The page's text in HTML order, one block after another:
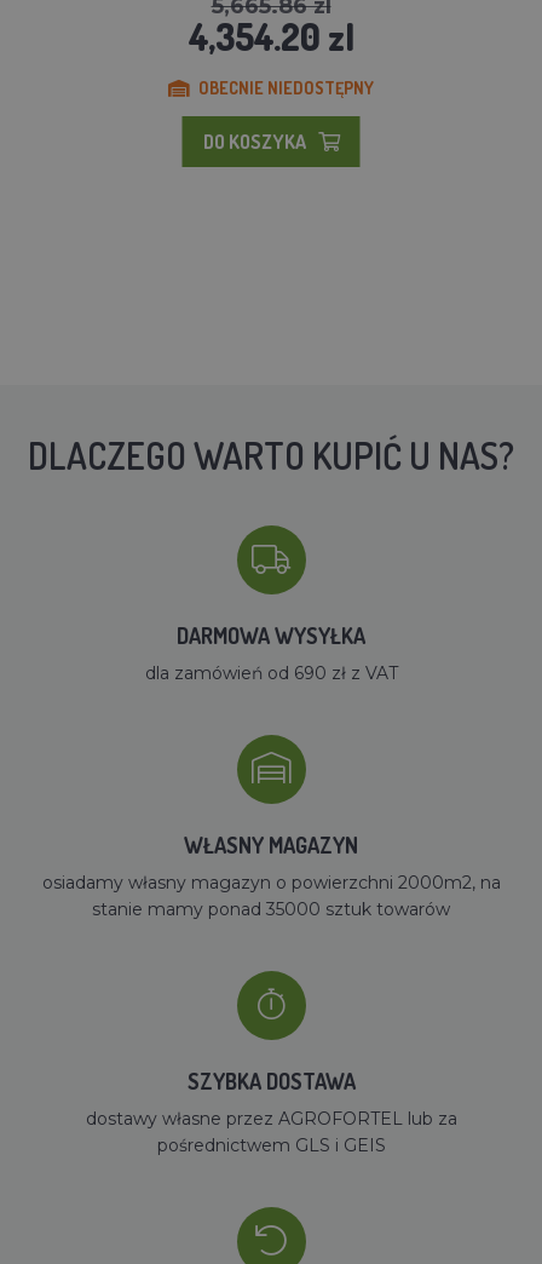
5,665.86 zl
4,354.20 zl
OBECNIE NIEDOSTĘPNY
DO KOSZYKA
DLACZEGO WARTO KUPIĆ U NAS?
DARMOWA WYSYŁKA
dla zamówień od 690 zł z VAT
WŁASNY MAGAZYN
osiadamy własny magazyn o powierzchni 2000m2, na
stanie mamy ponad 35000 sztuk towarów
SZYBKA DOSTAWA
dostawy własne przez AGROFORTEL lub za
pośrednictwem GLS i GEIS